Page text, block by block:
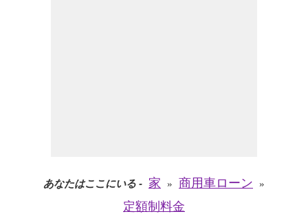
あなたはここにいる - 家 » 商用車ローン »
定額制料金